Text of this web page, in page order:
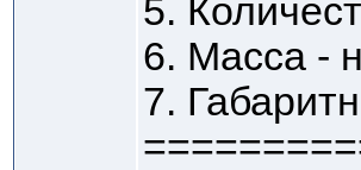
5.
6. Масса -
7.